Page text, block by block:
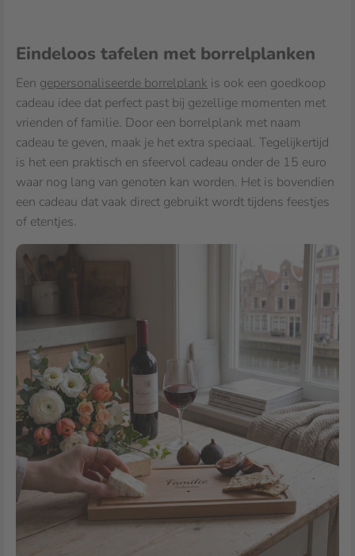
Eindeloos tafelen met borrelplanken
Een gepersonaliseerde borrelplank is ook een goedkoop
cadeau idee dat perfect past bij gezellige momenten met
vrienden of familie. Door een borrelplank met naam
cadeau te geven, maak je het extra speciaal. Tegelijkertijd
is het een praktisch en sfeervol cadeau onder de 15 euro
waar nog lang van genoten kan worden. Het is bovendien
een cadeau dat vaak direct gebruikt wordt tijdens feestjes
of etentjes.